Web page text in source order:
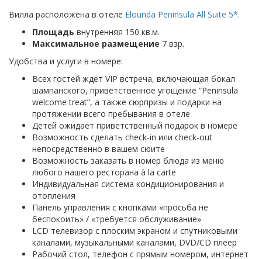
Вилла расположена в отеле Elounda Peninsula All Suite 5*.
Площадь внутренняя 150 кв.м.
Максимальное размещение 7 взр.
Удобства и услуги в номере:
Всех гостей ждет VIP встреча, включающая бокал
шампанского, приветственное угощение “Peninsula
welcome treat”, а также сюрпризы и подарки на
протяжении всего пребывания в отеле
Детей ожидает приветственный подарок в номере
Возможность сделать check-in или check-out
непосредственно в вашем сюите
Возможность заказать в номер блюда из меню
любого нашего ресторана à la carte
Индивидуальная система кондиционирования и
отопления
Панель управления с кнопками «просьба не
беспокоить» / «требуется обслуживание»
LCD телевизор с плоским экраном и спутниковыми
каналами, музыкальными каналами, DVD/CD плеер
Рабочий стол, телефон с прямым номером, интернет